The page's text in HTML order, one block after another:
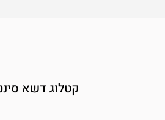
קטלוג דשא